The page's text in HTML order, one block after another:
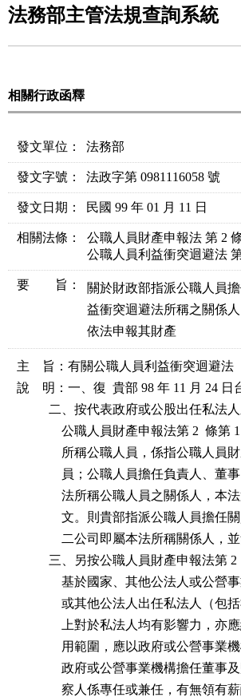
法務部主管法規查詢系統
相關行政函釋
發文單位： 法務部
發文字號： 法政字第 0981116058 號
發文日期： 民國 99 年 01 月 11 日
相關法條 ： 公職人員財產申報法 第 2
公職人員利益衝突迴避法
要 旨：
關於財政部指派公職人員
益衝突迴避法所稱之關係
依法申報其財產
主    旨：有關公職人員利益衝突迴避法
說    明：一、復  貴部 98 年 11 月 24 日
二、按代表政府或公股出任私
公職人員財產申報法第 2  條
所稱公職人員，係指公職人
員；公職人員擔任負責人
法所稱公職人員之關係人，本
文。則貴部指派公職人員
二公司即屬本法所稱關係人，
三、另按公職人員財產申報法第
基於國家、其他公法人或
或其他公法人出任私法人
上對於私法人均有影響力
用範圍，應以政府或公營
政府或公營事業機構擔任
察人係專任或兼任，有無